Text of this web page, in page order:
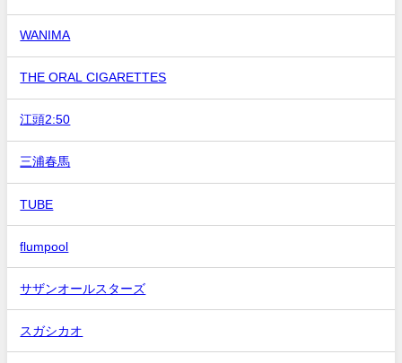
WANIMA
THE ORAL CIGARETTES
江頭2:50
三浦春馬
TUBE
flumpool
サザンオールスターズ
スガシカオ